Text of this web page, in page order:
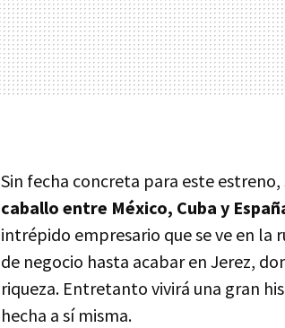
Sin fecha concreta para este
caballo entre México, Cuba y
intrépido empresario que se ve en la
de negocio hasta acabar en Jerez,
riqueza. Entretanto vivirá una gran
hecha a sí misma.